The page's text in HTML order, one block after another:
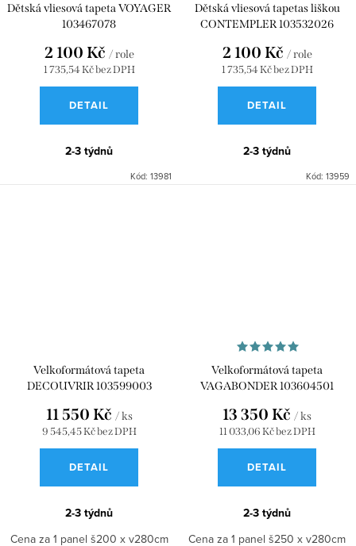
Dětská vliesová tapeta VOYAGER
103467078
1 735,54 Kč bez DPH
2 100 Kč / role
DETAIL
2-3 týdnů
Kód: 13981
Dětská vliesová tapetas liškou
CONTEMPLER 103532026
1 735,54 Kč bez DPH
2 100 Kč / role
DETAIL
2-3 týdnů
Kód: 13959
Velkoformátová tapeta
DECOUVRIR 103599003
9 545,45 Kč bez DPH
11 550 Kč / ks
DETAIL
2-3 týdnů
Cena za 1 panel š200 x v280cm
Velkoformátová tapeta
VAGABONDER 103604501
11 033,06 Kč bez DPH
13 350 Kč / ks
DETAIL
2-3 týdnů
Cena za 1 panel š250 x v280cm